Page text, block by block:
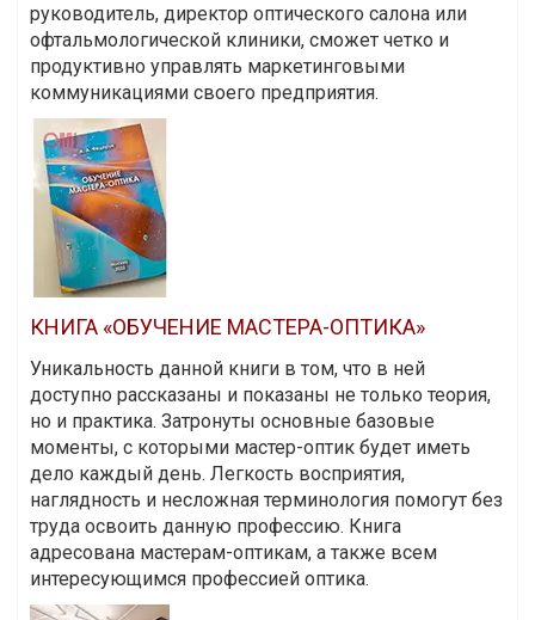
руководитель, директор оптического салона или
офтальмологической клиники, сможет четко и
продуктивно управлять маркетинговыми
коммуникациями своего предприятия.
КНИГА «ОБУЧЕНИЕ МАСТЕРА-ОПТИКА»
Уникальность данной книги в том, что в ней
доступно рассказаны и показаны не только теория,
но и практика. Затронуты основные базовые
моменты, с которыми мастер-оптик будет иметь
дело каждый день. Легкость восприятия,
наглядность и несложная терминология помогут без
труда освоить данную профессию. Книга
адресована мастерам-оптикам, а также всем
интересующимся профессией оптика.